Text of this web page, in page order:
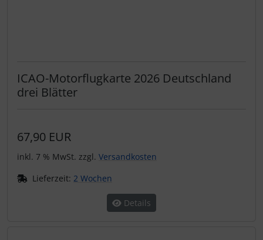
ICAO-Motorflugkarte 2026 Deutschland
drei Blätter
67,90 EUR
inkl. 7 % MwSt. zzgl. Versandkosten
Lieferzeit: 2 Wochen
Details